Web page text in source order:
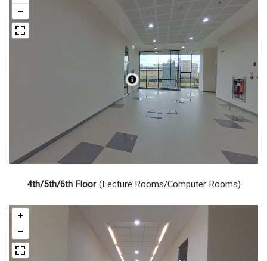
4th/5th/6th Floor(Lecture Rooms/Computer Rooms)